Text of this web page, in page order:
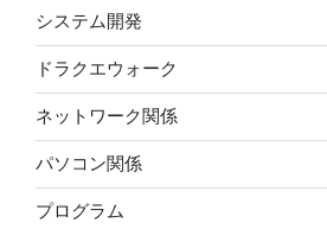
システム開発
ドラクエウォーク
ネットワーク関係
パソコン関係
プログラム